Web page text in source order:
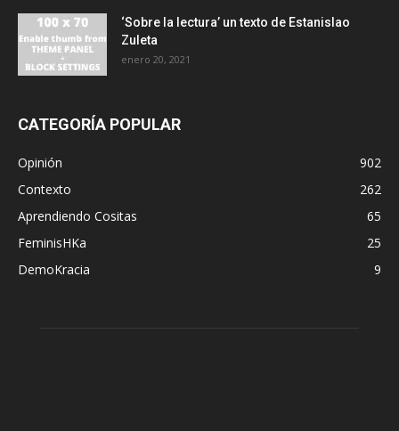
‘Sobre la lectura’ un texto de Estanislao
Zuleta
enero 20, 2021
CATEGORÍA POPULAR
Opinión
902
Contexto
262
Aprendiendo Cositas
65
FeminisHKa
25
DemoKracia
9